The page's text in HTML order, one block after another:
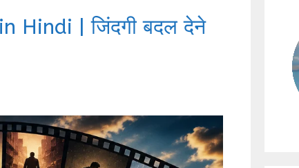
| जिंदगी बदल देने